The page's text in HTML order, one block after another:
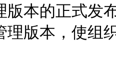
版本的正式
版本，使组